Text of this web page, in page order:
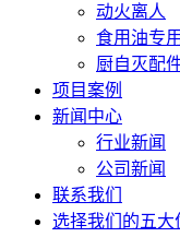
动火离人
食用油专
厨自灭配
项目案例
新闻中心
行业新闻
公司新闻
联系我们
选择我们的五大